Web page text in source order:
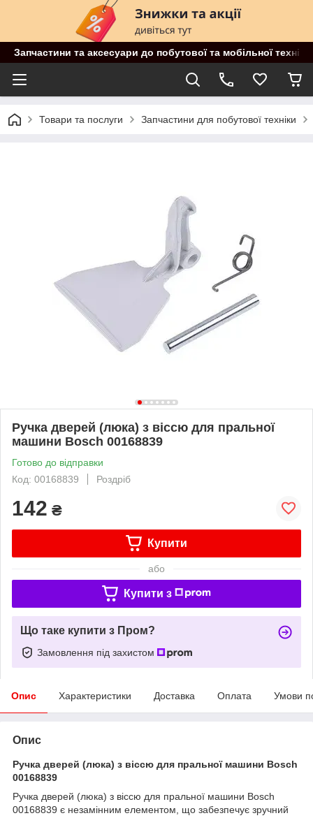
Запчастини та аксесуари до побутової та мобільної
Товари та послуги Запчастини для побутової техніки
Ручка дверей (люка) з віссю для пральної
машини Bosch 00168839
Готово до відправки
Код: 00168839
Роздріб
142 ₴
Купити
або
Купити з
Що таке купити з Пром?
Замовлення під захистом
Опис Характеристики Доставка Оплата Умови
Опис
Ручка дверей (люка) з віссю для пральної машини Bosch
00168839
Ручка дверей (люка) з віссю для пральної машини Bosch
00168839 є незамінним елементом, що забезпечує зручний